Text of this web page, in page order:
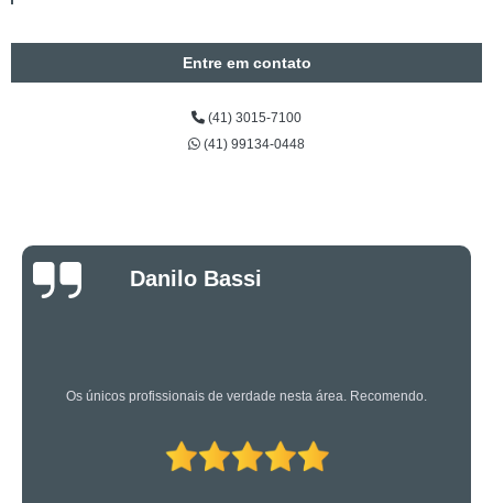
Entre em contato
(41) 3015-7100
(41) 99134-0448
Luciano Rueda
Oliveira
Os caras são bons mesmo! Profissionais de primeira!